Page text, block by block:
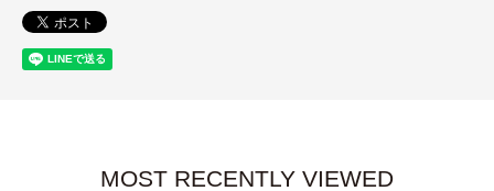
MOST RECENTLY VIEWED